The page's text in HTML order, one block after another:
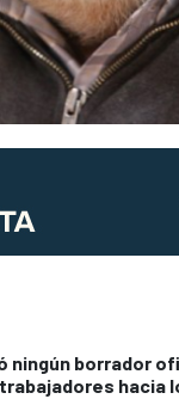
ningún borrador